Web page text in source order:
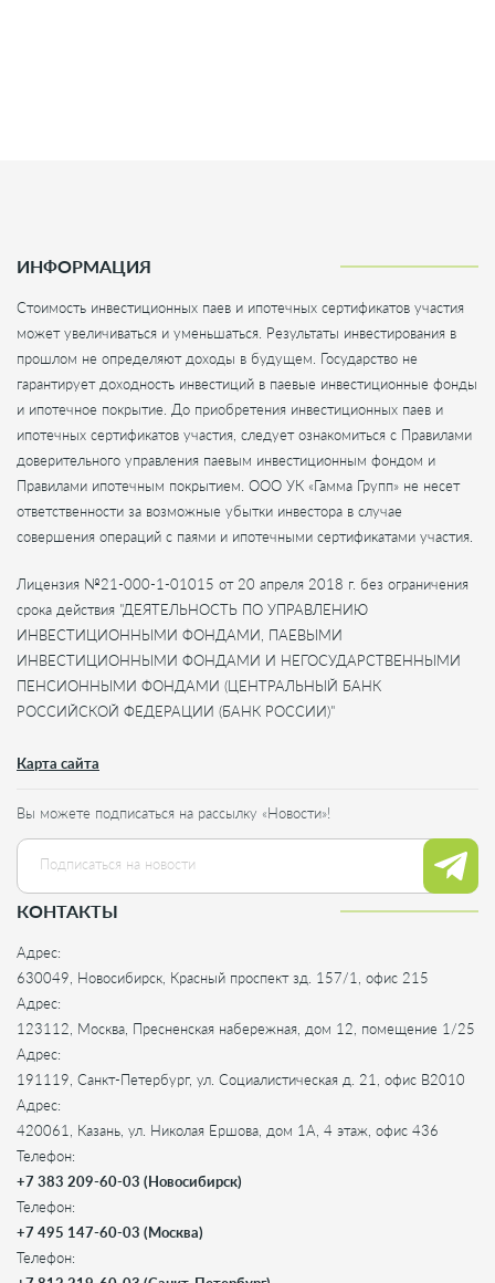
ИНФОРМАЦИЯ
Стоимость инвестиционных паев и ипотечных сертификатов участия
может увеличиваться и уменьшаться. Результаты инвестирования в
прошлом не определяют доходы в будущем. Государство не
гарантирует доходность инвестиций в паевые инвестиционные фонды
и ипотечное покрытие. До приобретения инвестиционных паев и
ипотечных сертификатов участия, следует ознакомиться с Правилами
доверительного управления паевым инвестиционным фондом и
Правилами ипотечным покрытием. ООО УК «Гамма Групп» не несет
ответственности за возможные убытки инвестора в случае
совершения операций с паями и ипотечными сертификатами участия.
Лицензия №21-000-1-01015 от 20 апреля 2018 г. без ограничения
срока действия "ДЕЯТЕЛЬНОСТЬ ПО УПРАВЛЕНИЮ
ИНВЕСТИЦИОННЫМИ ФОНДАМИ, ПАЕВЫМИ
ИНВЕСТИЦИОННЫМИ ФОНДАМИ И НЕГОСУДАРСТВЕННЫМИ
ПЕНСИОННЫМИ ФОНДАМИ (ЦЕНТРАЛЬНЫЙ БАНК
РОССИЙСКОЙ ФЕДЕРАЦИИ (БАНК РОССИИ)"
Карта сайта
Вы можете подписаться на рассылку «Новости»!
КОНТАКТЫ
Адрес:
630049, Новосибирск, Красный проспект зд. 157/1, офис 215
Адрес:
123112, Москва, Пресненская набережная, дом 12, помещение 1/25
Адрес:
191119, Санкт-Петербург, ул. Социалистическая д. 21, офис B2010
Адрес:
420061, Казань, ул. Николая Ершова, дом 1А, 4 этаж, офис 436
Телефон:
+7 383 209-60-03 (Новосибирск)
Телефон:
+7 495 147-60-03 (Москва)
Телефон: